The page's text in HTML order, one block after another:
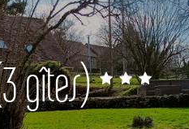
gîtes)